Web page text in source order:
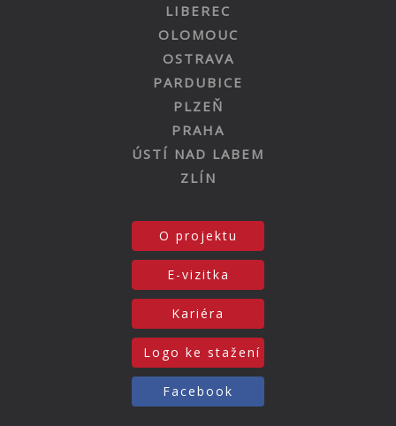
LIBEREC
OLOMOUC
OSTRAVA
PARDUBICE
PLZEŇ
PRAHA
ÚSTÍ NAD LABEM
ZLÍN
O projektu
E-vizitka
Kariéra
Logo ke stažení
Facebook